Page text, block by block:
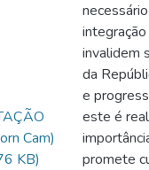
Cam)
KB)
invalidem
da
e
este é
promete